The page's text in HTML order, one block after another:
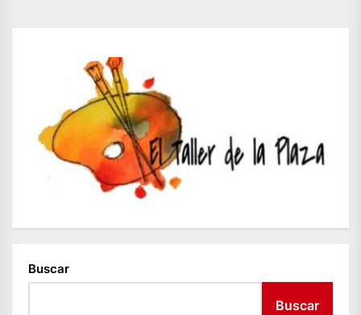
Buscar
Buscar